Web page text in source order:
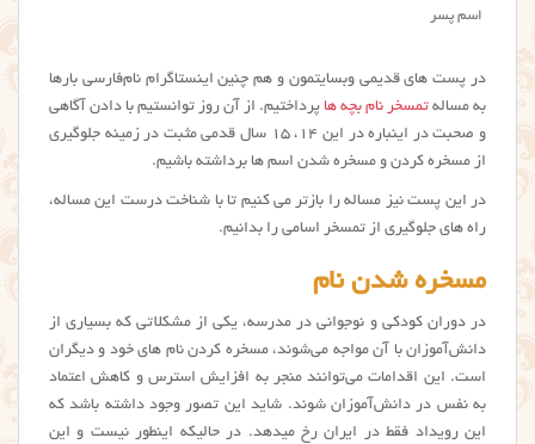
اسم پسر
در پست های قدیمی وبسایتمون و هم چنین اینستاگرام نام‌فارسی بارها
به مساله تمسخر نام بچه ها پرداختیم. از آن روز توانستیم با دادن آگاهی
و صحبت در اینباره در این ۱۴، ۱۵ سال قدمی مثبت در زمینه جلوگیری
از مسخره کردن و مسخره شدن اسم ها برداشته باشیم.
در این پست نیز مساله را بازتر می کنیم تا با شناخت درست این مساله،
راه های جلوگیری از تمسخر اسامی را بدانیم.
مسخره شدن نام
در دوران کودکی و نوجوانی در مدرسه، یکی از مشکلاتی که بسیاری از
دانش‌آموزان با آن مواجه می‌شوند، مسخره کردن نام های خود و دیگران
است. این اقدامات می‌توانند منجر به افزایش استرس و کاهش اعتماد
به نفس در دانش‌آموزان شوند. شاید این تصور وجود داشته باشد که
این رویداد فقط در ایران رخ میدهد. در حالیکه اینطور نیست و این